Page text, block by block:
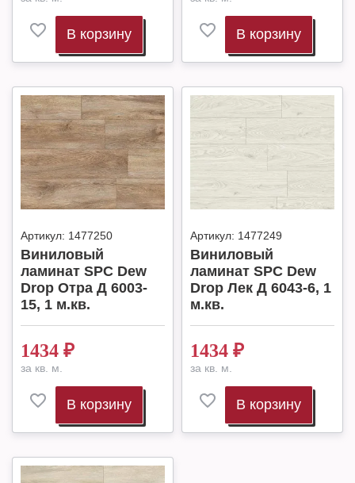
В корзину В корзину
Артикул: 1477250
Виниловый
ламинат SPC Dew
Drop Отра Д 6003-
15, 1 м.кв.
1434 ₽
за кв. м.
В корзину
Артикул: 1477249
Виниловый
ламинат SPC Dew
Drop Лек Д 6043-6, 1
м.кв.
1434 ₽
за кв. м.
В корзину